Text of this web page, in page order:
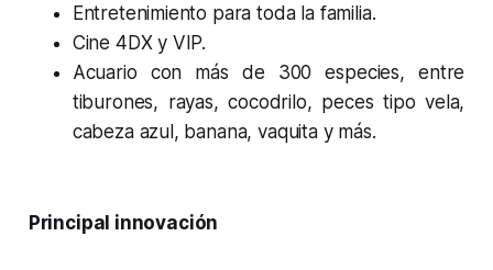
Entretenimiento para toda la familia.
Cine 4DX y VIP.
Acuario con más de 300 especies, entre
tiburones, rayas, cocodrilo, peces tipo vela,
cabeza azul, banana, vaquita y más.
Principal innovación